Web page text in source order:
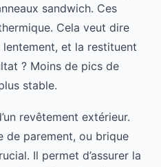
sandwich. Ces
Cela veut dire
lentement, et la restituent
? Moins de pics de
stable.
revêtement extérieur.
de parement, ou brique
Il permet d’assurer la